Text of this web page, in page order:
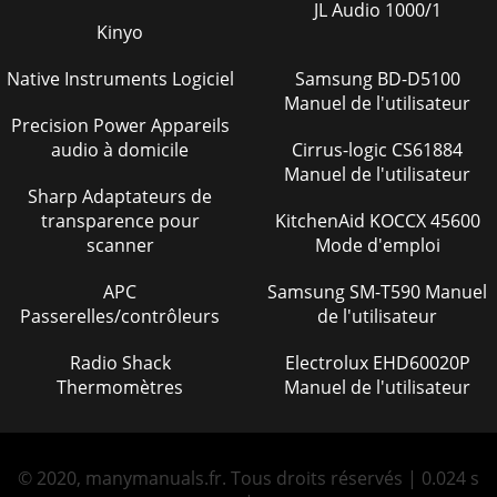
(02/24/05) — PAGINA 47ENSAMBLE DEL CARBURADORNO.
PARTE DESCRIPCION CANTIDAD NOTAS210 2527933101
Page 43
PAGINA 48 — MT-74F — MANUAL DE OPERACIÓN Y PARTES
— REV. #9 (02/24/05)TERMINOS DE PAGOEl término de pago
para refacciones es de 10días neto.POLÍTICA D
Page 44 - ENSAMBLE DEL MAGNETO
MT-74F —MANUAL DE OPERACIÓN Y PARTES — REV. #9
(02/24/05) — PAGINA 49NOTE PAGEPAGINA DE NOTA
Page 45
MT-74F —MANUAL DE OPERACIÓN Y PARTES — REV. #9
REFACCIONESCuando ordene refacciones,Cuando ordene
refa
Page 46 - ENSAMBLE DEL CARBURADOR
PMANUAL DE OPERACIÓN Y PMANUAL DE OPERACIÓN Y
Kinyo
Native Instruments Logiciel
Precision Power Appareils
audio à domicile
Sharp Adaptateurs de
transparence pour
scanner
APC
Passerelles/contrôleurs
Radio Shack
Thermomètres
JL Audio 1000/1
Samsung BD-D5100
Manuel de l'utilisateur
Cirrus-logic CS61884
Manuel de l'utilisateur
KitchenAid KOCCX 45600
Mode d'emploi
Samsung SM-T590 Manuel
de l'utilisateur
Electrolux EHD60020P
Manuel de l'utilisateur
© 2020, manymanuals.fr. Tous droits réservés | 0.024 s